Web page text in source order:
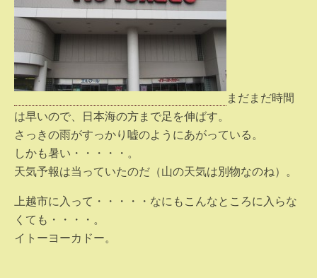
まだまだ時間
は早いので、日本海の方まで足を伸ばす。
さっきの雨がすっかり嘘のようにあがっている。
しかも暑い・・・・・。
天気予報は当っていたのだ（山の天気は別物なのね）。
上越市に入って・・・・・なにもこんなところに入らな
くても・・・・。
イトーヨーカドー。